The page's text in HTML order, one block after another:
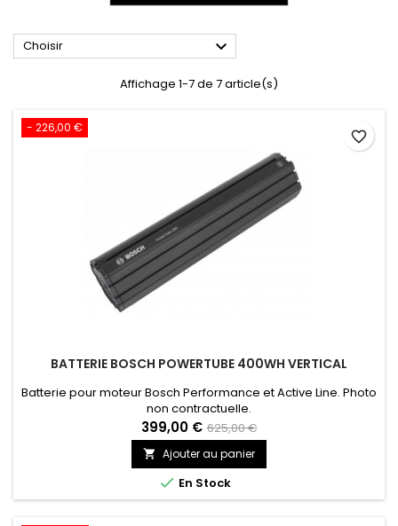
Choisir 
Affichage 1-7 de 7 article(s)
- 226,00 €
BATTERIE BOSCH POWERTUBE 400WH VERTICAL
Batterie pour moteur Bosch Performance et Active Line. Photo
non contractuelle.
399,00 € 625,00 €
 Ajouter au panier
 En Stock
favorite_border